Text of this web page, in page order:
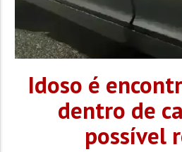
Idoso é
dentro de
possível